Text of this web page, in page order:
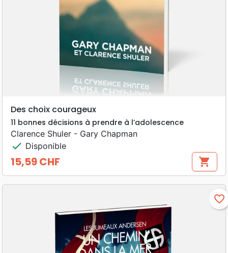
Des choix courageux
11 bonnes décisions à prendre à l’adolescence
Clarence Shuler - Gary Chapman
check Disponible
Prix
15,59 CHF shopping_cart
favorite_border